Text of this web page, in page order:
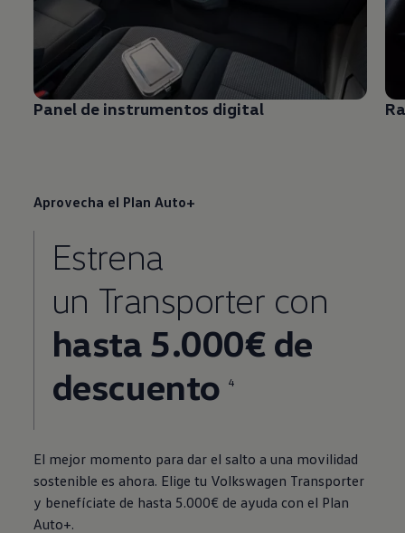
Panel de instrumentos digital
Aprovecha el Plan Auto+
Estrena
un Transportercon
hasta 5.000€ de
descuento
4
El mejor momento para dar el salto a una movilidad
sostenible es ahora. Elige tu Volkswagen Transporter
y benefíciate de hasta 5.000€ de ayuda con el Plan
Auto+.